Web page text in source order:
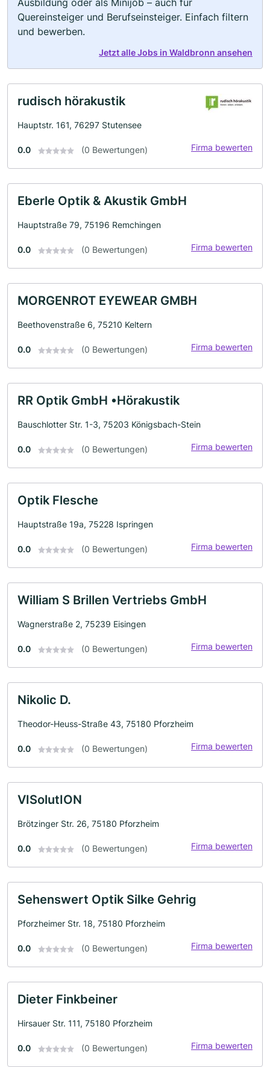
Quereinsteiger und Berufseinsteiger. Einfach filtern
und bewerben.
Jetzt alle Jobs in Waldbronn ansehen
rudisch hörakustik
Hauptstr. 161, 76297 Stutensee
0.0 (0 Bewertungen) Firma bewerten
Eberle Optik & Akustik GmbH
Hauptstraße 79, 75196 Remchingen
0.0 (0 Bewertungen) Firma bewerten
MORGENROT EYEWEAR GMBH
Beethovenstraße 6, 75210 Keltern
0.0 (0 Bewertungen) Firma bewerten
RR Optik GmbH •Hörakustik
Bauschlotter Str. 1-3, 75203 Königsbach-Stein
0.0 (0 Bewertungen) Firma bewerten
Optik Flesche
Hauptstraße 19a, 75228 Ispringen
0.0 (0 Bewertungen) Firma bewerten
William S Brillen Vertriebs GmbH
Wagnerstraße 2, 75239 Eisingen
0.0 (0 Bewertungen) Firma bewerten
Nikolic D.
Theodor-Heuss-Straße 43, 75180 Pforzheim
0.0 (0 Bewertungen) Firma bewerten
VISolutION
Brötzinger Str. 26, 75180 Pforzheim
0.0 (0 Bewertungen) Firma bewerten
Sehenswert Optik Silke Gehrig
Pforzheimer Str. 18, 75180 Pforzheim
0.0 (0 Bewertungen) Firma bewerten
Dieter Finkbeiner
Hirsauer Str. 111, 75180 Pforzheim
0.0 (0 Bewertungen) Firma bewerten